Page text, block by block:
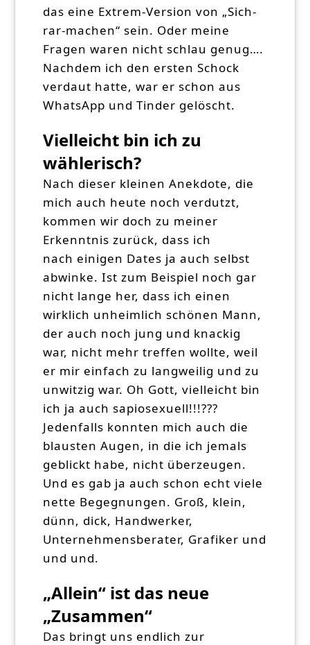
das eine Extrem-Version von „Sich-
rar-machen“ sein. Oder meine
Fragen waren nicht schlau genug….
Nachdem ich den ersten Schock
verdaut hatte, war er schon aus
WhatsApp und Tinder gelöscht.
Vielleicht bin ich zu
wählerisch?
Nach dieser kleinen Anekdote, die
mich auch heute noch verdutzt,
kommen wir doch zu meiner
Erkenntnis zurück, dass ich
nach einigen Dates ja auch selbst
abwinke. Ist zum Beispiel noch gar
nicht lange her, dass ich einen
wirklich unheimlich schönen Mann,
der auch noch jung und knackig
war, nicht mehr treffen wollte, weil
er mir einfach zu langweilig und zu
unwitzig war. Oh Gott, vielleicht bin
ich ja auch sapiosexuell!!!???
Jedenfalls konnten mich auch die
blausten Augen, in die ich jemals
geblickt habe, nicht überzeugen.
Und es gab ja auch schon echt viele
nette Begegnungen. Groß, klein,
dünn, dick, Handwerker,
Unternehmensberater, Grafiker und
und und.
„Allein“ ist das neue
„Zusammen“
Das bringt uns endlich zur